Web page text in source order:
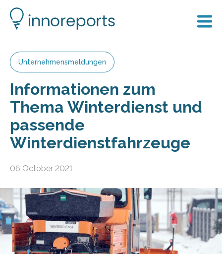
Unternehmensmeldungen
Informationen zum
Thema Winterdienst und
passende
Winterdienstfahrzeuge
06 October 2021